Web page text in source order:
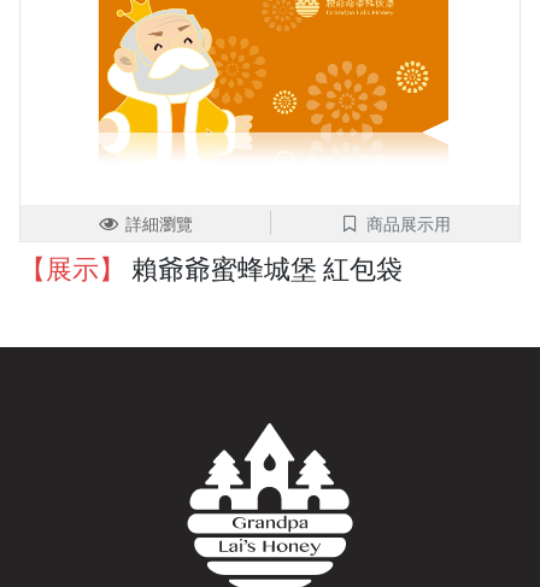
詳細瀏覽 商品展示用
【展示】 賴爺爺蜜蜂城堡 紅包袋